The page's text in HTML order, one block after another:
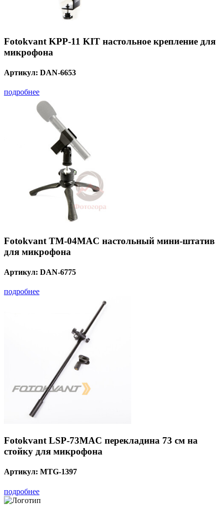
Fotokvant KPP-11 KIT настольное крепление для
микрофона
Артикул: DAN-6653
подробнее
Fotokvant TM-04MAC настольный мини-штатив
для микрофона
Артикул: DAN-6775
подробнее
Fotokvant LSP-73MAC перекладина 73 см на
стойку для микрофона
Артикул: MTG-1397
подробнее